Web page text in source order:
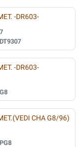
-DR603-
-DR603-
CHA G8/96)